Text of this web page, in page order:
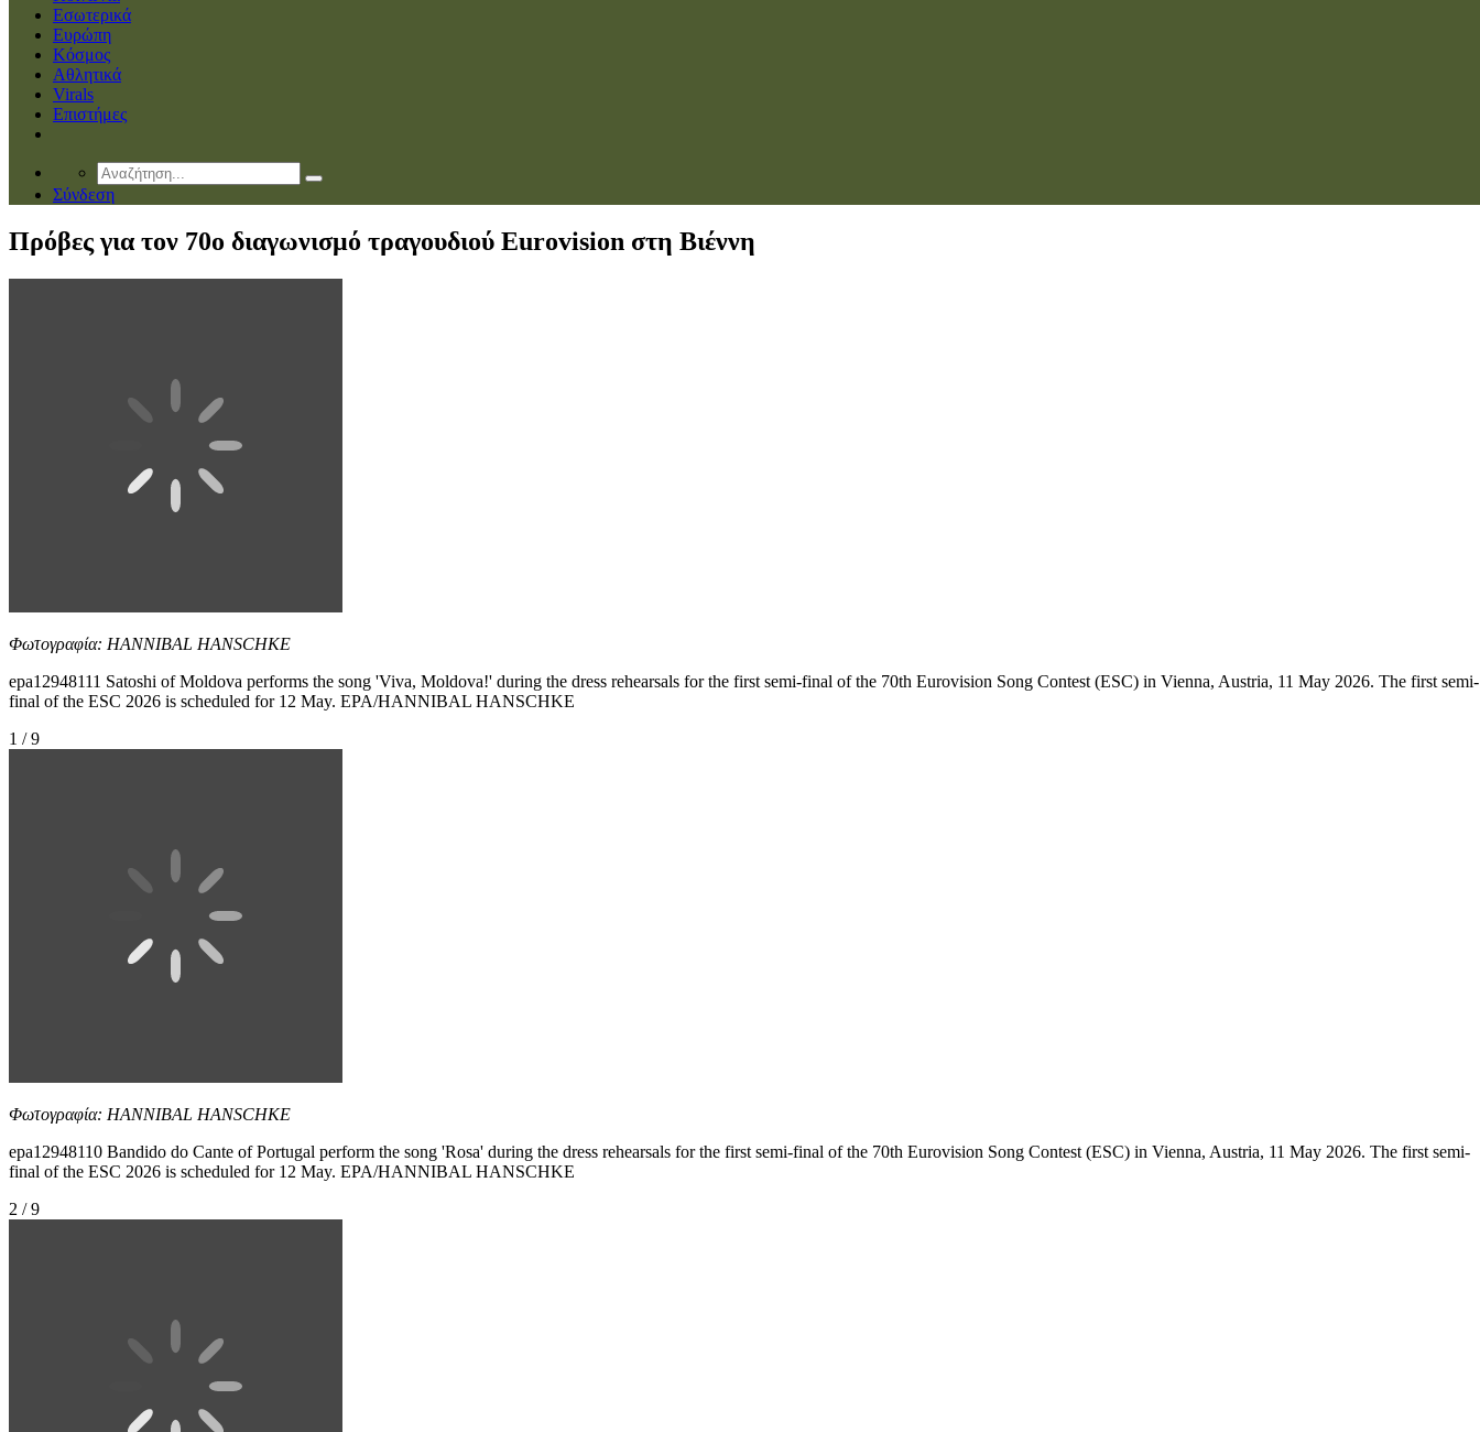
Εσωτερικά
Ευρώπη
Κόσμος
Αθλητικά
Virals
Επιστήμες
Σύνδεση
Πρόβες για τον 70ο διαγωνισμό τραγουδιού Eurovision στη Βιέννη
Φωτογραφία: HANNIBAL HANSCHKE
epa12948111 Satoshi of Moldova performs the song 'Viva, Moldova!' during the dress rehearsals for the first semi-final of the 70th Eurovision Song Contest (ESC) in Vienna, Austria, 11 May 2026. The first semi-
final of the ESC 2026 is scheduled for 12 May. EPA/HANNIBAL HANSCHKE
1 / 9
Φωτογραφία: HANNIBAL HANSCHKE
epa12948110 Bandido do Cante of Portugal perform the song 'Rosa' during the dress rehearsals for the first semi-final of the 70th Eurovision Song Contest (ESC) in Vienna, Austria, 11 May 2026. The first semi-
final of the ESC 2026 is scheduled for 12 May. EPA/HANNIBAL HANSCHKE
2 / 9